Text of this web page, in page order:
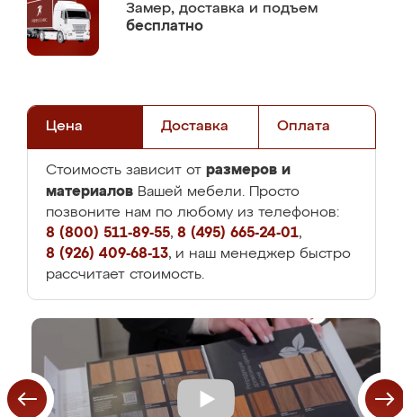
Замер, доставка и подъем
бесплатно
Цена Доставка Оплата
Стоимость зависит от размеров и
материалов Вашей мебели. Просто
позвоните нам по любому из телефонов:
8 (800) 511-89-55, 8 (495) 665-24-01,
8 (926) 409-68-13, и наш менеджер быстро
рассчитает стоимость.